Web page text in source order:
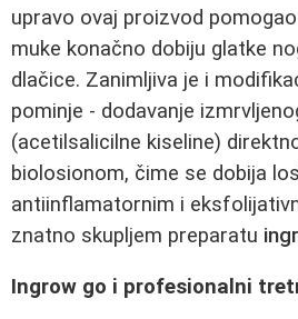
upravo ovaj proizvod
muke konačno dobiju glatke
dlačice. Zanimljiva je i
pominje - dodavanje
(acetilsalicilne kiseline)
biolosionom, čime se dobija
antiinflamatornim i
znatno skupljem preparatu
Ingrow go i profesionalni